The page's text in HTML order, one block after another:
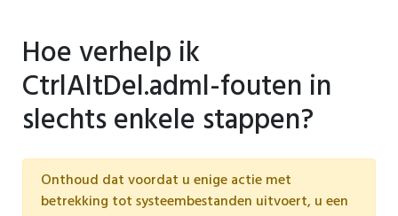
Hoe verhelp ik
CtrlAltDel.adml-fouten in
slechts enkele stappen?
Onthoud dat voordat u enige actie met
betrekking tot systeembestanden uitvoert, u een